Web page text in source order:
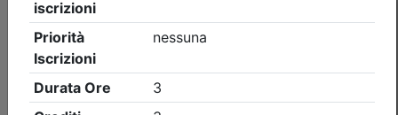
Esito della ricerca eventi formativi
Non è stato trovato nessun evento formativo con i
parametri di ricerca utilizzati